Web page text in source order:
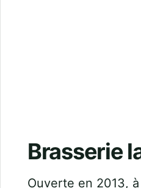
Brasserie
Ouverte en 2013,